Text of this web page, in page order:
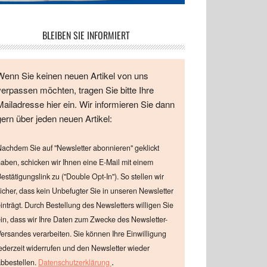
BLEIBEN SIE INFORMIERT
Sie keinen neuen Artikel von uns
möchten, tragen Sie bitte Ihre
hier ein. Wir informieren Sie dann
über jeden neuen Artikel:
Sie auf "Newsletter abonnieren" geklickt
schicken wir Ihnen eine E-Mail mit einem
zu ("Double Opt-In"). So stellen wir
dass kein Unbefugter Sie in unseren Newsletter
Durch Bestellung des Newsletters willigen Sie
dass wir Ihre Daten zum Zwecke des Newsletter-
verarbeiten. Sie können Ihre Einwilligung
widerrufen und den Newsletter wieder
Datenschutzerklärung .